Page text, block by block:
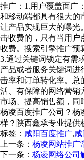
推广：1.用户覆盖面广
和移动端都具有很大的
让产品实现巨大的曝光
击收费的，只有当用户
收费。搜索引擎推广预
3.通过关键词锁定有需
产品或者服务关键词进
击率和订单转化率。总
活、有保障的网络营销
市场、提高销售额，同
杨凌百度推广公司？杨
样？陕西鑫承专业提供
标签： 咸阳百度推广,
上一条： 杨凌网站推广
下一条： 杨凌网络公司